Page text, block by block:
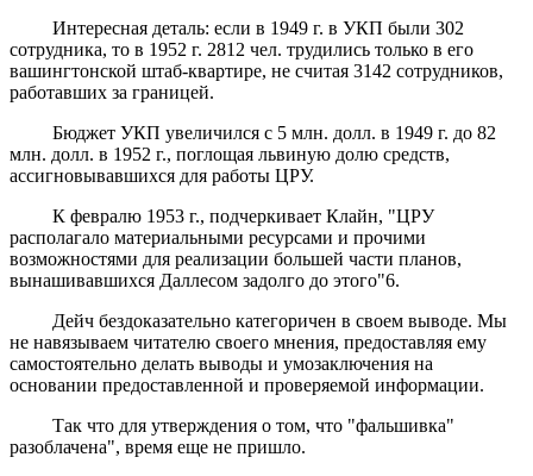
Интересная деталь: если в 1949 г. в УКП были 302
сотрудника, то в 1952 г. 2812 чел. трудились только в его
вашингтонской штаб-квартире, не считая 3142 сотрудников,
работавших за границей.
Бюджет УКП увеличился с 5 млн. долл. в 1949 г. до 82
млн. долл. в 1952 г., поглощая львиную долю средств,
ассигновывавшихся для работы ЦРУ.
К февралю 1953 г., подчеркивает Клайн, "ЦРУ
располагало материальными ресурсами и прочими
возможностями для реализации большей части планов,
вынашивавшихся Даллесом задолго до этого"6.
Дейч бездоказательно категоричен в своем выводе. Мы
не навязываем читателю своего мнения, предоставляя ему
самостоятельно делать выводы и умозаключения на
основании предоставленной и проверяемой информации.
Так что для утверждения о том, что "фальшивка"
разоблачена", время еще не пришло.